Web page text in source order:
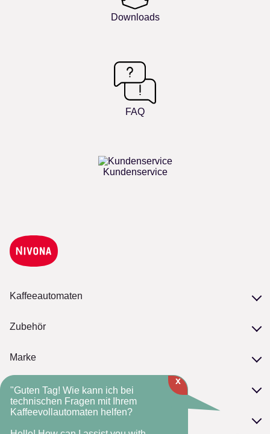
Downloads
FAQ
Kundenservice
Kaffeeautomaten
Unsere Serien
Zubehör
Marke
NIVONA-Standards
Die NIVONA-Historie
Fachhandelsmarke
Service
Serviceversprechen
Kontakt
FAQ
"Guten Tag! Wie kann ich bei
technischen Fragen mit Ihrem
Kaffeevollautomaten helfen?
x